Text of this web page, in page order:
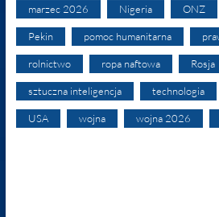
marzec 2026 Nigeria ONZ
Pekin pomoc humanitarna
rolnictwo ropa naftowa Rosja
sztuczna inteligencja technologia
USA wojna wojna 2026